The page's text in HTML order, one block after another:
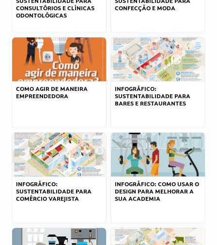
CONSULTÓRIOS E CLÍNICAS
ODONTOLÓGICAS
CONFECÇÃO E MODA
COMO AGIR DE MANEIRA
EMPREENDEDORA
INFOGRÁFICO:
SUSTENTABILIDADE PARA
BARES E RESTAURANTES
INFOGRÁFICO:
SUSTENTABILIDADE PARA
COMÉRCIO VAREJISTA
INFOGRÁFICO: COMO USAR O
DESIGN PARA MELHORAR A
SUA ACADEMIA